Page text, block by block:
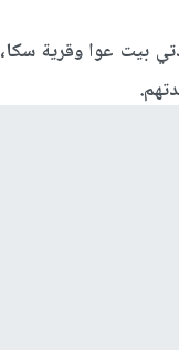
بيت عوا وقرية سكا،
.